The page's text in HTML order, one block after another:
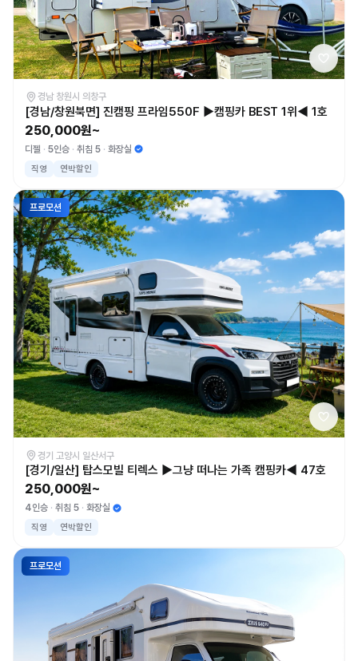
경남 창원시 의창구
[경남/창원북면] 진캠핑 프라임550F ▶캠핑카 BEST 1위◀ 1호
250,000원~
디젤 5인승 취침 5 화장실
직영 연박할인
프로모션
경기 고양시 일산서구
[경기/일산] 탑스모빌 티렉스 ▶그냥 떠나는 가족 캠핑카◀ 47호
250,000원~
4인승 취침 5 화장실
직영 연박할인
프로모션